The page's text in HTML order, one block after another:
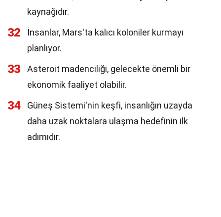
kaynağıdır.
32
İnsanlar, Mars'ta kalıcı koloniler kurmayı
planlıyor.
33
Asteroit madenciliği, gelecekte önemli bir
ekonomik faaliyet olabilir.
34
Güneş Sistemi'nin keşfi, insanlığın uzayda
daha uzak noktalara ulaşma hedefinin ilk
adımıdır.